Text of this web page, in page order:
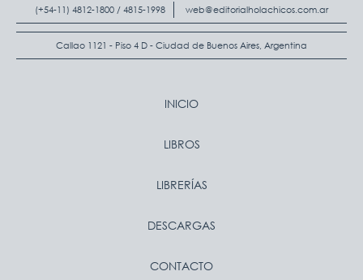
(+54-11) 4812-1800 / 4815-1998 web@editorialholachicos.com.ar
Callao 1121 - Piso 4 D - Ciudad de Buenos Aires, Argentina
INICIO
LIBROS
LIBRERÍAS
DESCARGAS
CONTACTO